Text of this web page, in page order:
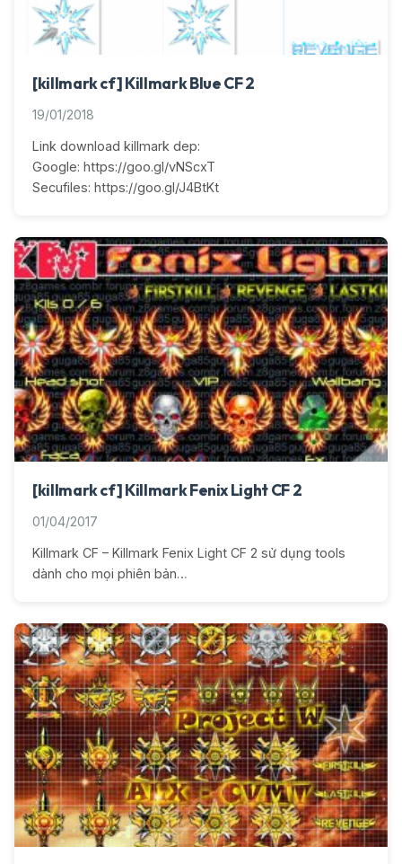
[killmark cf] Killmark Blue CF 2
19/01/2018
Link download killmark dep:
Google: https://goo.gl/vNScxT
Secufiles: https://goo.gl/J4BtKt
[killmark cf] Killmark Fenix Light CF 2
01/04/2017
Killmark CF – Killmark Fenix Light CF 2 sử dụng tools
dành cho mọi phiên bản…